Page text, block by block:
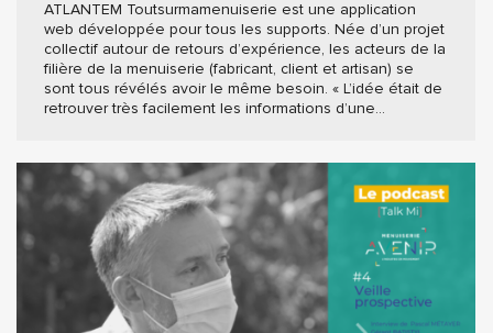
ATLANTEM Toutsurmamenuiserie est une application
web développée pour tous les supports. Née d’un projet
collectif autour de retours d’expérience, les acteurs de la
filière de la menuiserie (fabricant, client et artisan) se
sont tous révélés avoir le même besoin. « L’idée était de
retrouver très facilement les informations d’une…